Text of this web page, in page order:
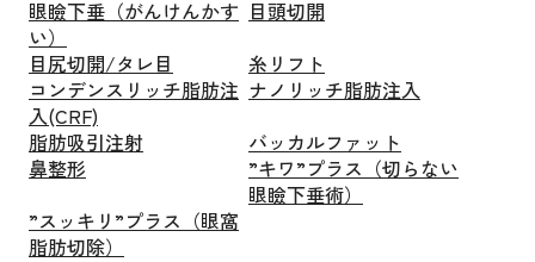
眼瞼下垂（がんけんかす
い）
目頭切開
目尻切開/タレ目
糸リフト
コンデンスリッチ脂肪注
入(CRF)
ナノリッチ脂肪注入
脂肪吸引注射
バッカルファット
鼻整形
”キワ”プラス（切らない
眼瞼下垂術）
”スッキリ”プラス（眼窩
脂肪切除）